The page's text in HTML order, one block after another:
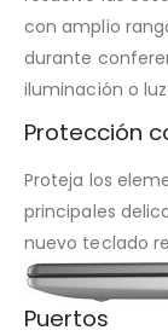
con amplio
durante
iluminación o
Protección
Proteja los
principales
nuevo teclado
Puertos